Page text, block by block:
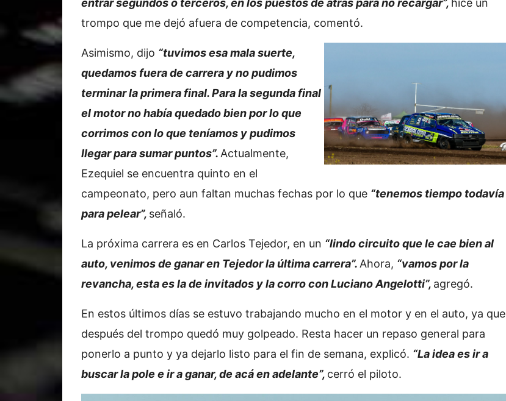
trompo que me dejó afuera de competencia, comentó.
Asimismo, dijo “tuvimos esa mala suerte,
quedamos fuera de carrera y no pudimos
terminar la primera final. Para la segunda final
el motor no había quedado bien por lo que
corrimos con lo que teníamos y pudimos
llegar para sumar puntos”. Actualmente,
Ezequiel se encuentra quinto en el
campeonato, pero aun faltan muchas fechas por lo que “tenemos tiempo todavía
para pelear”, señaló.
La próxima carrera es en Carlos Tejedor, en un “lindo circuito que le cae bien al
auto, venimos de ganar en Tejedor la última carrera”. Ahora, “vamos por la
revancha, esta es la de invitados y la corro con Luciano Angelotti”, agregó.
En estos últimos días se estuvo trabajando mucho en el motor y en el auto, ya que
después del trompo quedó muy golpeado. Resta hacer un repaso general para
ponerlo a punto y ya dejarlo listo para el fin de semana, explicó. “La idea es ir a
buscar la pole e ir a ganar, de acá en adelante”, cerró el piloto.